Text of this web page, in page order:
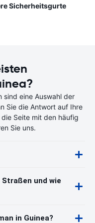
Sicherheitsgurte
sind eine Auswahl der
Sie die Antwort auf Ihre
Seite mit den häufig
Sie uns.
und wie
in Guinea?